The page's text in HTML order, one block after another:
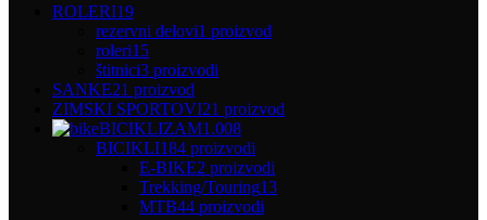
ROLERI19
rezervni delovi1 proizvod
roleri15
štitnici3 proizvodi
SANKE21 proizvod
ZIMSKI SPORTOVI21 proizvod
BICIKLIZAM1.008
BICIKLI184 proizvodi
E-BIKE2 proizvodi
Trekking/Touring13
MTB44 proizvodi